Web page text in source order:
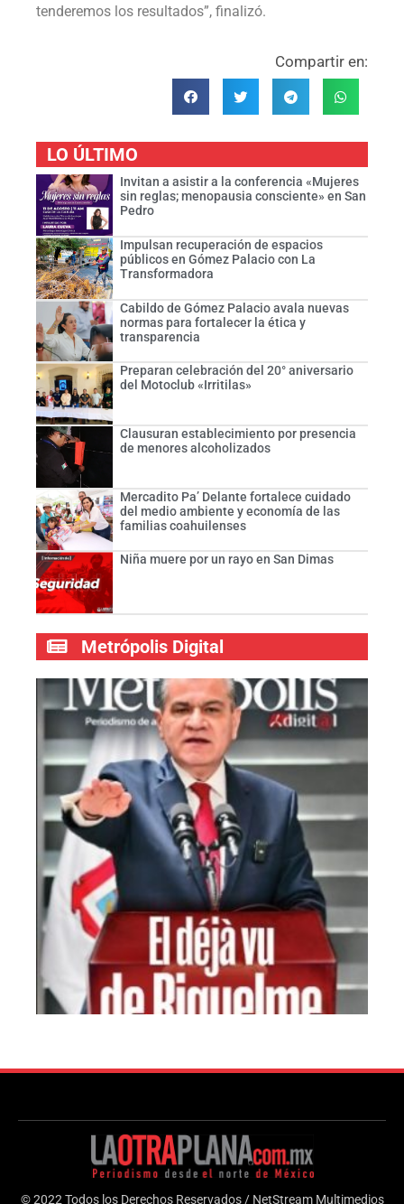
tenderemos los resultados”, finalizó.
Compartir en:
LO ÚLTIMO
Invitan a asistir a la conferencia «Mujeres
sin reglas; menopausia consciente» en San
Pedro
Impulsan recuperación de espacios
públicos en Gómez Palacio con La
Transformadora
Cabildo de Gómez Palacio avala nuevas
normas para fortalecer la ética y
transparencia
Preparan celebración del 20° aniversario
del Motoclub «Irritilas»
Clausuran establecimiento por presencia
de menores alcoholizados
Mercadito Pa’ Delante fortalece cuidado
del medio ambiente y economía de las
familias coahuilenses
Niña muere por un rayo en San Dimas
Metrópolis Digital
© 2022 Todos los Derechos Reservados / NetStream Multimedios